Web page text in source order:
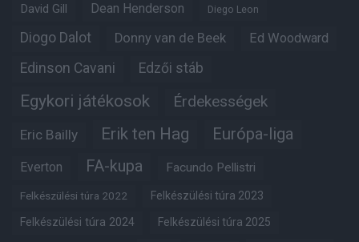
David Gill Dean Henderson Diego Leon
Diogo Dalot Donny van de Beek Ed Woodward
Edinson Cavani Edzői stáb
Egykori játékosok Érdekességek
Eric Bailly Erik ten Hag Európa-liga
Everton FA-kupa Facundo Pellistri
Felkészülési túra 2022 Felkészülési túra 2023
Felkészülési túra 2024 Felkészülési túra 2025